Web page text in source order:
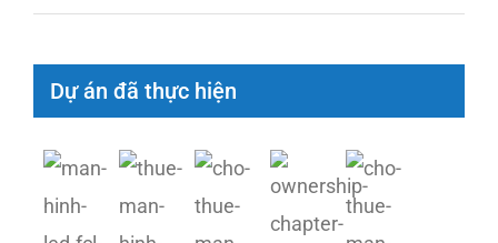
Dự án đã thực hiện